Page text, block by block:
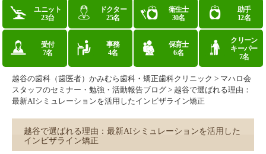
ユニット
23台
ドクター
25名
衛生士
30名
助手
12名
受付
7名
事務
4名
保育士
6名
クリーン
キーパー
7名
越谷の歯科（歯医者）かみむら歯科・矯正歯科クリニック > マハロ会
スタッフのセミナー・勉強・活動報告ブログ > 越谷で選ばれる理由：
最新AIシミュレーションを活用したインビザライン矯正
越谷で選ばれる理由：最新AIシミュレーションを活用した
インビザライン矯正